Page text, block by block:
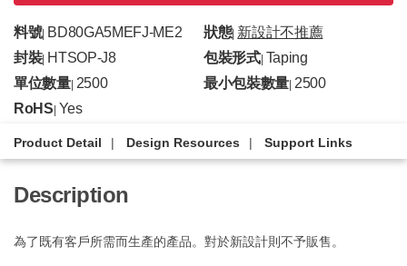
料號| BD80GA5MEFJ-ME2 狀態| 新設計不推薦
封裝| HTSOP-J8 包裝形式| Taping
單位數量| 2500 最小包裝數量 |2500
RoHS Yes
Product Detail Design Resources Support Links
Description
為了既有客戶所需而生產的產品。對於新設計則不予販售。